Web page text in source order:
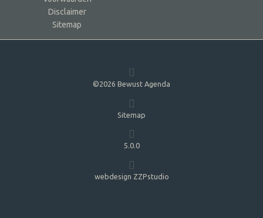
Disclaimer
Sitemap
©2026 Bewust Agenda
Sitemap
5.0.0
webdesign ZZPstudio